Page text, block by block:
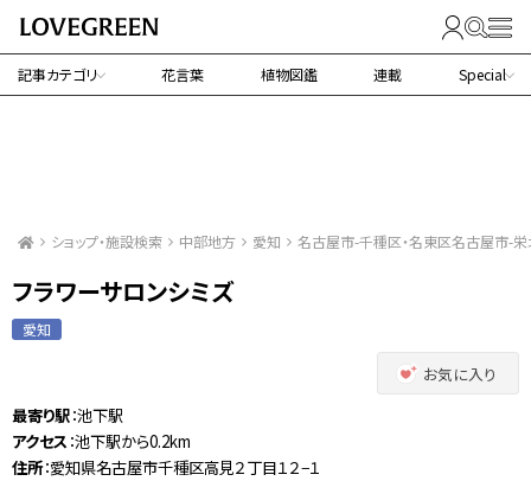
記事カテゴリ 花言葉 植物図鑑 連載 Special
ショップ・施設検索 中部地方 愛知 名古屋市-千種区・名東区名古屋市-栄
フラワーサロンシミズ
愛知
お気に入り
最寄り駅：池下駅
アクセス ：池下駅から0.2km
住所：愛知県名古屋市千種区高見２丁目１２−１